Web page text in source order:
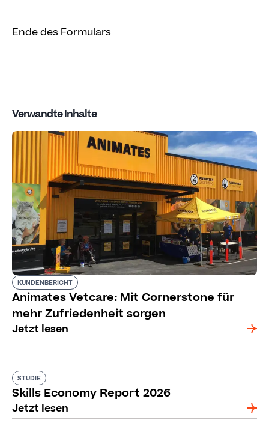
Ende des Formulars
Verwandte Inhalte
KUNDENBERICHT
Animates Vetcare: Mit Cornerstone für
mehr Zufriedenheit sorgen
Jetzt lesen
STUDIE
Skills Economy Report 2026
Jetzt lesen